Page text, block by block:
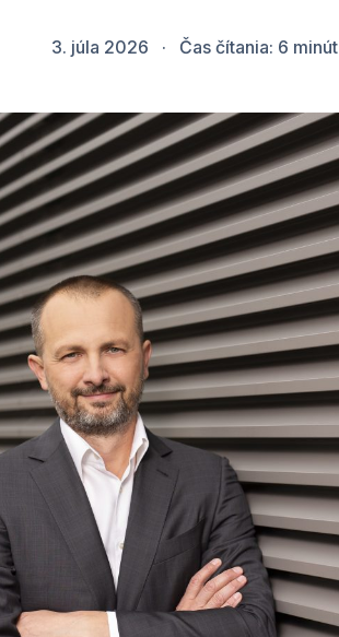
3. júla 2026 · Čas čítania: 6 minút